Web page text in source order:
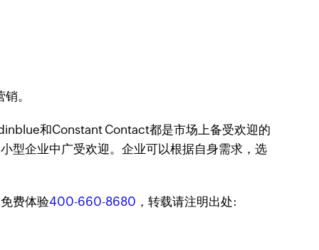
。
和Constant Contact都是市场上备受欢迎的
型企业中广受欢迎。企业可以根据自身需求，选
费体验400-660-8680 ，转载请注明出处: